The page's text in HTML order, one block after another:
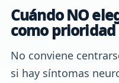
Cuándo NO
como prioridad
No conviene
si hay síntomas